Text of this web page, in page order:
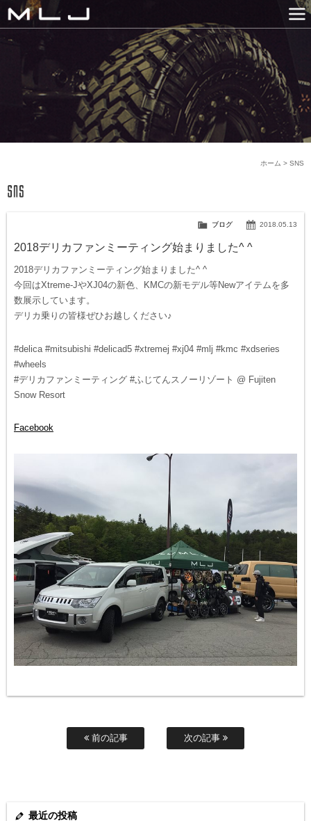
MLJ / Lexani(レクサーニ
GALLERY
SNS
NEWS
COMPANY
HISTORY
CONTACT US
LINK
SNS
ホーム >
2018.05.13
ブログ
2018デリカファンミーティング始まりました^ ^
2018デリカファンミーティング始まりました^ ^
今回はXtreme-JやXJ04の新色、KMCの新モデル等Newアイテムを多
数展示しています。
デリカ乗りの皆様ぜひお越しください♪
#delica #mitsubishi #delicad5 #xtremej #xj04 #mlj #kmc #xdseries
#wheels
#デリカファンミーティング #ふじてんスノーリゾート @ Fujiten
Snow Resort
Facebook
前の記事 次の記事
最近の投稿